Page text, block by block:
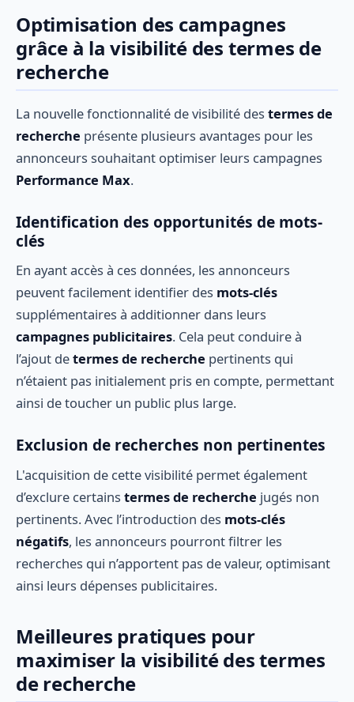
Optimisation des campagnes
grâce à la visibilité des termes de
recherche
La nouvelle fonctionnalité de visibilité des termes de
recherche présente plusieurs avantages pour les
annonceurs souhaitant optimiser leurs campagnes
Performance Max.
Identification des opportunités de mots-
clés
En ayant accès à ces données, les annonceurs
peuvent facilement identifier des mots-clés
supplémentaires à additionner dans leurs
campagnes publicitaires. Cela peut conduire à
l’ajout determes de recherche pertinents qui
n’étaient pas initialement pris en compte, permettant
ainsi de toucher un public plus large.
Exclusion de recherches non pertinentes
L'acquisition de cette visibilité permet également
d’exclure certains termes de recherche jugés non
pertinents. Avec l’introduction des mots-clés
négatifs, les annonceurs pourront filtrer les
recherches qui n’apportent pas de valeur, optimisant
ainsi leurs dépenses publicitaires.
Meilleures pratiques pour
maximiser la visibilité des termes
de recherche